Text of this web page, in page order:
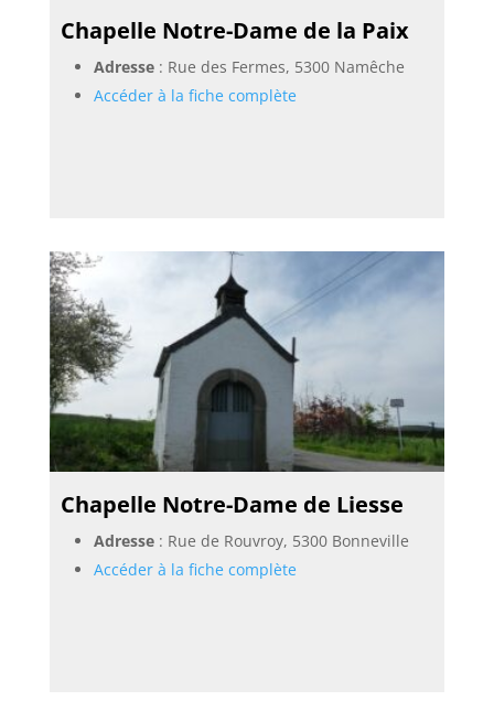
Chapelle Notre-Dame de la Paix
Adresse: Rue des Fermes, 5300 Namêche
Accéder à la fiche complète
Chapelle Notre-Dame de Liesse
Adresse: Rue de Rouvroy, 5300 Bonneville
Accéder à la fiche complète